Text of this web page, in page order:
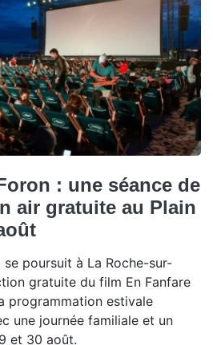
: une séance de
air gratuite au Plain
se poursuit à La Roche-sur-
gratuite du film En Fanfare
programmation estivale
une journée familiale et un
et 30 août.